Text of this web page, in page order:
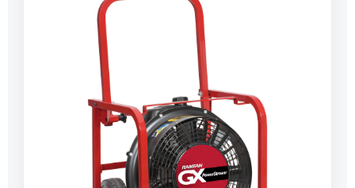
zertifiziert nach AMCAONEstep
NeigungswinkelverstellungDaten:Rotor Ø: 54
cmLuftleistung nach AMCA (Doppeltür): 28.555
m³/hLuftleistung nach AMCA (Hallentor): 38.250
m³/hLaufzeit: 86 minGeräusch (1 m): 96,1 dBMotor:
Honda GX160 Motorleistung: 3,5/4,8
kW/PSNeigungswinkel: 0-18° verstellbar
Abmessung H x B x T: 630 x 640 x 560 mmGewicht: